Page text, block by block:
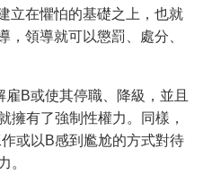
立在懼怕的基礎之上，也就
，領導就可以懲罰、處分、
B或使其停職、降級，並且
擁有了強制性權力。同樣，
或以B感到尷尬的方式對待
。